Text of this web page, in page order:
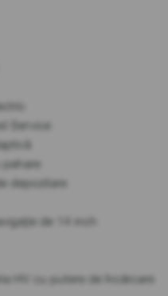
Service
depozitare
de 14 inch
HV cu putere de încărcare